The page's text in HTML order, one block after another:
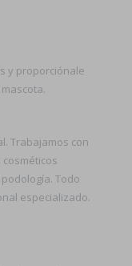
y proporciónale
Trabajamos con
Todo
especializado.